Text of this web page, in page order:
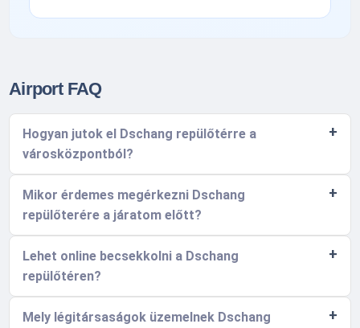
Airport FAQ
Hogyan jutok el Dschang repülőtérre a
városközpontból?
Mikor érdemes megérkezni Dschang
repülőterére a járatom előtt?
Lehet online becsekkolni a Dschang
repülőtéren?
Mely légitársaságok üzemelnek Dschang